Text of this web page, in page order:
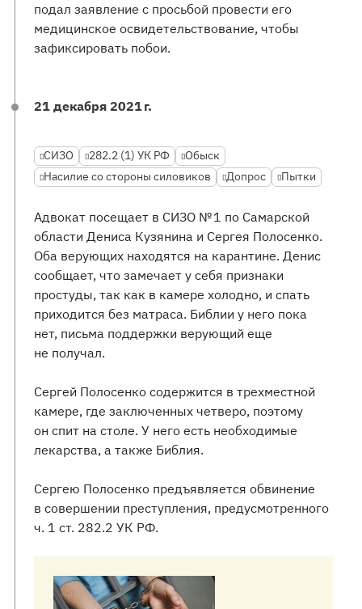
подал заявление с просьбой провести его
медицинское освидетельствование, чтобы
зафиксировать побои.
21 декабря 2021 г.
СИЗО 282.2 (1) УК РФ
Обыск
Насилие со стороны силовиков
Допрос Пытки
Адвокат посещает в СИЗО № 1 по Самарской
области Дениса Кузянина и Сергея Полосенко.
Оба верующих находятся на карантине. Денис
сообщает, что замечает у себя признаки
простуды, так как в камере холодно, и спать
приходится без матраса. Библии у него пока
нет, письма поддержки верующий еще
не получал.
Сергей Полосенко содержится в трехместной
камере, где заключенных четверо, поэтому
он спит на столе. У него есть необходимые
лекарства, а также Библия.
Сергею Полосенко предъявляется обвинение
в совершении преступления, предусмотренного
ч. 1 ст. 282.2 УК РФ.